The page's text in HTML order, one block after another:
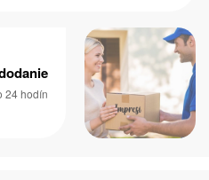
24 hodín